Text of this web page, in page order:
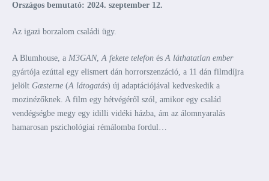
Országos bemutató: 2024. szeptember 12.
Az igazi borzalom családi ügy.
A Blumhouse, a M3GAN,A fekete telefon ésA láthatatlan ember
gyártója ezúttal egy elismert dán horrorszenzáció, a 11 dán filmdíjra
jelölt Gæsterne (A látogatás) új adaptációjával kedveskedik a
mozinézőknek. A film egy hétvégéről szól, amikor egy család
vendégségbe megy egy idilli vidéki házba, ám az álomnyaralás
hamarosan pszichológiai rémálomba fordul…